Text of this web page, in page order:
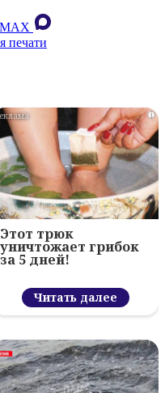
MAХ
печати
i
Этот трюк
уничтожает грибок
за 5 дней!
Читать далее